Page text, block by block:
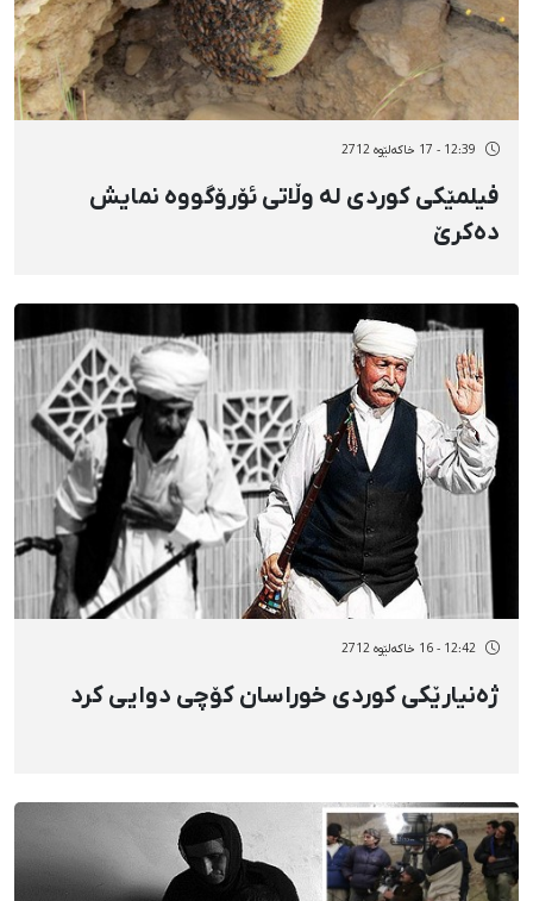
12:39 - 17 خاکەلێوه 2712
فیلمێكی كوردی لە وڵاتی ئۆرۆگووە نمایش
دەكرێ
12:42 - 16 خاکەلێوه 2712
ژەنیارێكی كوردی خوراسان كۆچی دوایی كرد